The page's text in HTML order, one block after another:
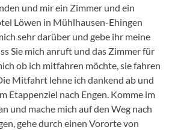
und mir ein Zimmer und ein
Löwen in Mühlhausen-Ehingen
sehr darüber und gebe ihr meine
Sie mich anruft und das Zimmer für
ob ich mitfahren möchte, sie fahren
Mitfahrt lehne ich dankend ab und
Etappenziel nach Engen. Komme im
und mache mich auf den Weg nach
gehe durch einen Vororte von